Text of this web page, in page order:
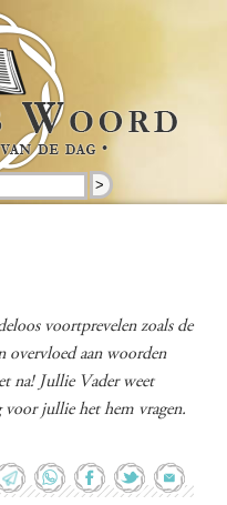
>
voortprevelen zoals de
overvloed aan woorden
na! Jullie Vader weet
jullie het hem vragen.